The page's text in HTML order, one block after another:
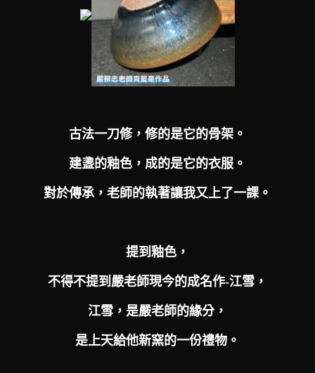
古法一刀修，修的是它的骨架。
建盞的釉色，成的是它的衣服。
對於傳承，老師的執著讓我又上了一課。
提到釉色，
不得不提到嚴老師現今的成名作-江雪，
江雪，是嚴老師的緣分，
是上天給他新窯的一份禮物。